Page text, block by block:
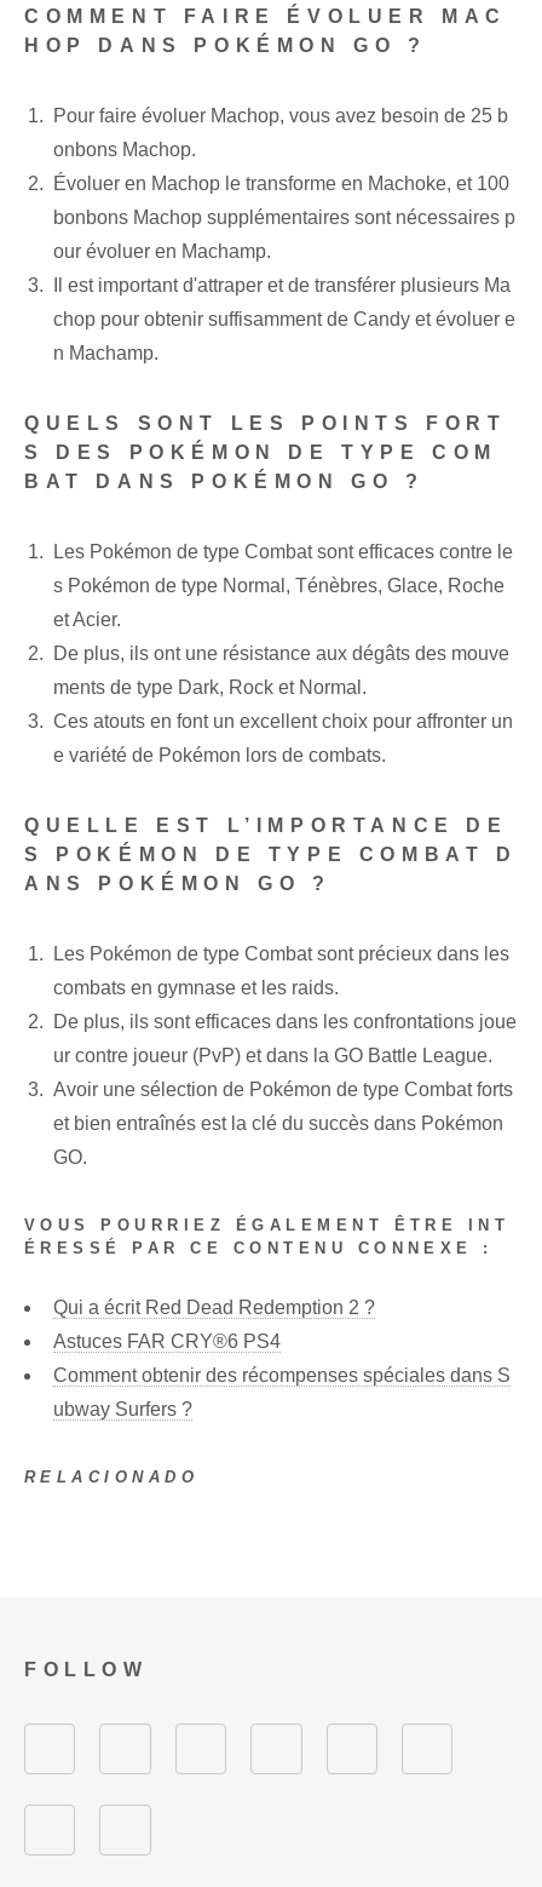
COMMENT FAIRE ÉVOLUER MAC
HOP DANS POKÉMON GO ?
Pour faire évoluer Machop, vous avez besoin de 25 b
onbons Machop.
Évoluer en Machop le transforme en Machoke, et 100
bonbons Machop supplémentaires sont nécessaires p
our évoluer en Machamp.
Il est important d'attraper et de transférer plusieurs Ma
chop pour obtenir suffisamment de Candy et évoluer e
n Machamp.
QUELS SONT LES POINTS FORT
S DES POKÉMON DE TYPE COM
BAT DANS POKÉMON GO ?
Les Pokémon de type Combat sont efficaces contre le
s Pokémon de type Normal, Ténèbres, Glace, Roche
et Acier.
De plus, ils ont une résistance aux dégâts des mouve
ments de type Dark, Rock et Normal.
Ces atouts en font un excellent choix pour affronter un
e variété de Pokémon lors de combats.
QUELLE EST L’IMPORTANCE DE
S POKÉMON DE TYPE COMBAT D
ANS POKÉMON GO ?
Les Pokémon de type Combat sont précieux dans les
combats en gymnase et les raids.
De plus, ils sont efficaces dans les confrontations joue
ur contre joueur (PvP) et dans la GO Battle League.
Avoir une sélection de Pokémon de type Combat forts
et bien entraînés est la clé du succès dans Pokémon
GO.
VOUS POURRIEZ ÉGALEMENT ÊTRE INT
ÉRESSÉ PAR CE CONTENU CONNEXE :
Qui a écrit Red Dead Redemption 2 ?
Astuces FAR CRY®6 PS4
Comment obtenir des récompenses spéciales dans S
ubway Surfers ?
RELACIONADO
FOLLOW